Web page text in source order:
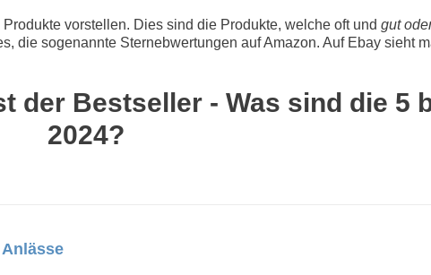
vorstellen. Dies sind die Produkte, welche oft und gut
die sogenannte Sternebwertungen auf Amazon. Auf Ebay sieht
der Bestseller - Was sind die 5
2024?